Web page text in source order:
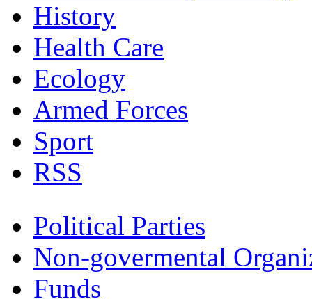
History
Health Care
Ecology
Armed Forces
Sport
RSS
Political Parties
Non-govermental
Funds